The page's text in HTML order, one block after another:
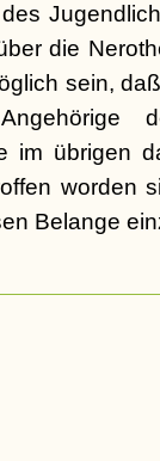
die
sein,
im übrigen
worden
Belange